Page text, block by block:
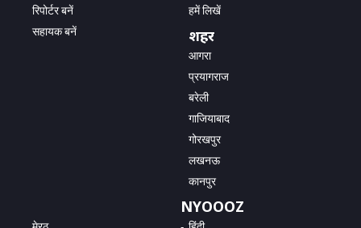
रिपोर्टर बनें
सहायक बनें
हमें लिखें
शहर
आगरा
प्रयागराज
बरेली
गाजियाबाद
गोरखपुर
लखनऊ
कानपुर
NYOOOZ